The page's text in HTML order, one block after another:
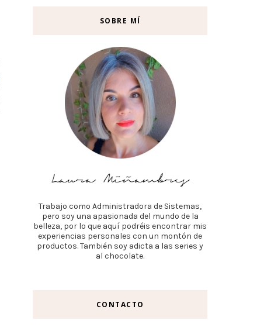
SOBRE MÍ
Trabajo como Administradora de Sistemas,
pero soy una apasionada del mundo de la
belleza, por lo que aquí podréis encontrar mis
experiencias personales con un montón de
productos. También soy adicta a las series y
al chocolate.
CONTACTO